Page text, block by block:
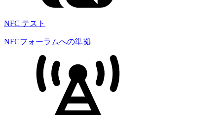
NFC テスト
NFCフォーラムへの準拠